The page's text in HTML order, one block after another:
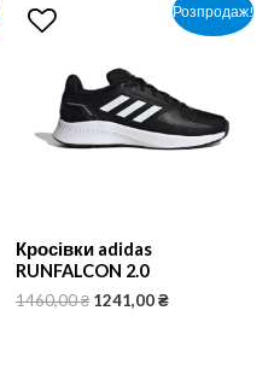
Розпродаж!
Кросівки adidas
RUNFALCON 2.0
1460,00₴ 1241,00₴